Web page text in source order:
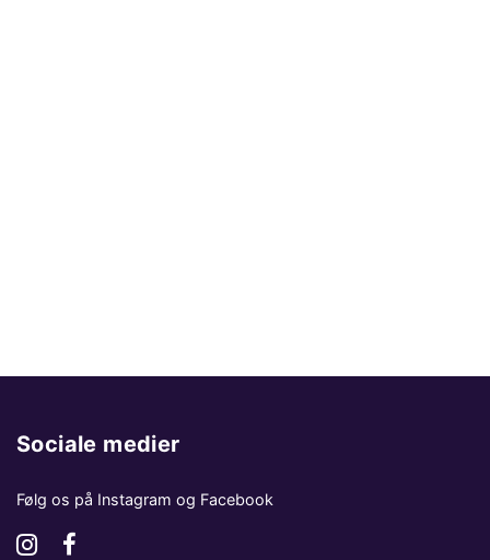
Sociale medier
Følg os på Instagram og Facebook